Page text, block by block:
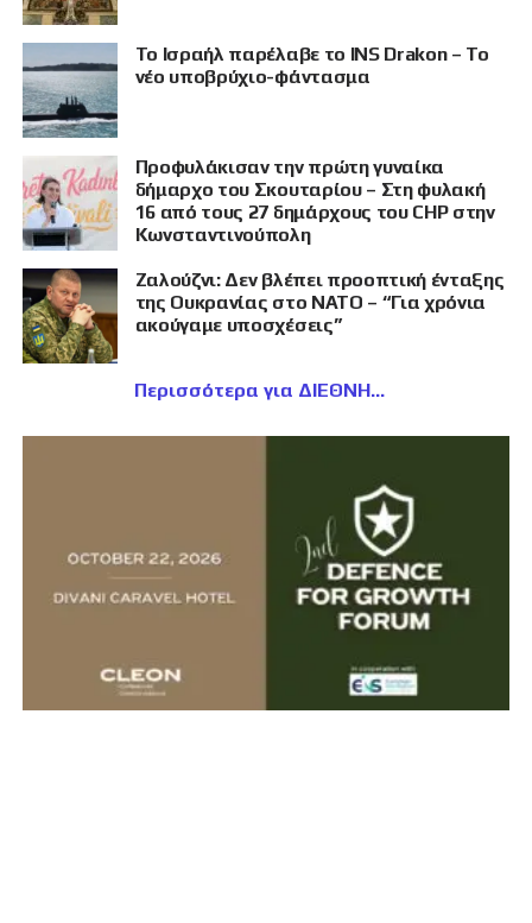
Το Ισραήλ παρέλαβε το INS Drakon – Το
νέο υποβρύχιο-φάντασμα
Προφυλάκισαν την πρώτη γυναίκα
δήμαρχο του Σκουταρίου – Στη φυλακή
16 από τους 27 δημάρχους του CHP στην
Κωνσταντινούπολη
Ζαλούζνι: Δεν βλέπει προοπτική ένταξης
της Ουκρανίας στο ΝΑΤΟ – “Για χρόνια
ακούγαμε υποσχέσεις”
Περισσότερα για ΔΙΕΘΝΗ